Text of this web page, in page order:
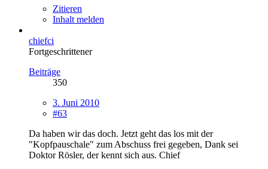
Zitieren
Inhalt melden
chiefci
Fortgeschrittener
Beiträge
350
3. Juni 2010
#63
Da haben wir das doch. Jetzt geht das los mit der
"Kopfpauschale" zum Abschuss frei gegeben, Dank sei
Doktor Rösler, der kennt sich aus. Chief